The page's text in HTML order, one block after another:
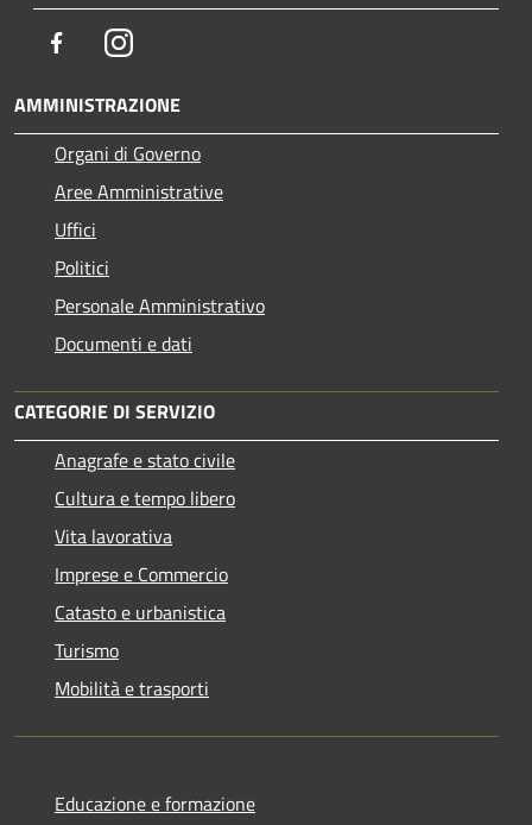
FacebookInstagram
AMMINISTRAZIONE
Organi di Governo
Aree Amministrative
Uffici
Politici
Personale Amministrativo
Documenti e dati
CATEGORIE DI SERVIZIO
Anagrafe e stato civile
Cultura e tempo libero
Vita lavorativa
Imprese e Commercio
Catasto e urbanistica
Turismo
Mobilità e trasporti
Educazione e formazione